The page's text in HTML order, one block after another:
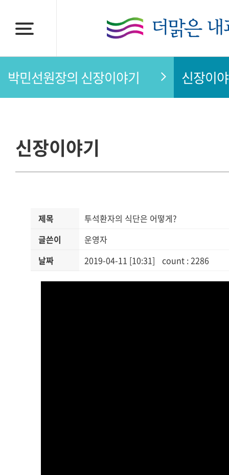
박민선원장의 신장이야기 신장이
신장이야기
제목
투석환자의 식단은 어떻게?
글쓴이
운영자
날짜
2019-04-11 [10:31] count : 2286